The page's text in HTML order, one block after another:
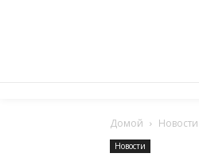
Домой Новости
Новости